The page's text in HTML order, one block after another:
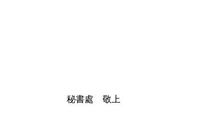
秘書處 敬上